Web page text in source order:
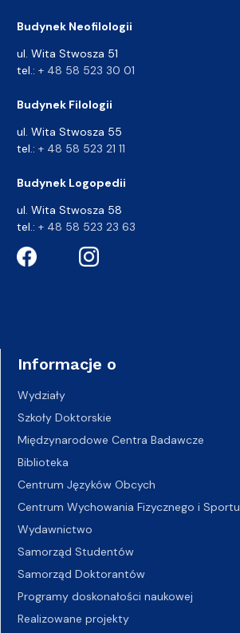
Budynek Neofilologii
ul. Wita Stwosza 51
tel.: + 48 58 523 30 01
Budynek Filologii
ul. Wita Stwosza 55
tel.: + 48 58 523 21 11
Budynek Logopedii
ul. Wita Stwosza 58
tel.: + 48 58 523 23 63
Informacje o
Wydziały
Szkoły Doktorskie
Międzynarodowe Centra Badawcze
Biblioteka
Centrum Języków Obcych
Centrum Wychowania Fizycznego i Sportu
Wydawnictwo
Samorząd Studentów
Samorząd Doktorantów
Programy doskonałości naukowej
Realizowane projekty